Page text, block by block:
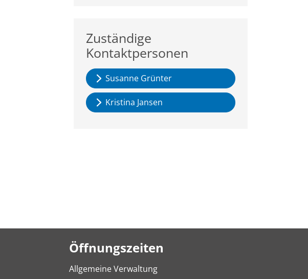
Zuständige
Kontaktpersonen
Susanne Grünter
Kristina Jansen
Öffnungszeiten
Allgemeine Verwaltung